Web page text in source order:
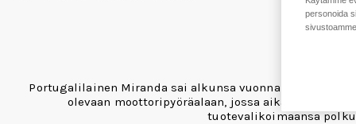
Portugalilainen Miranda sai alkunsa vuonna 1940, kun
olevaan moottoripyöräalaan, jossa aikanaan
tuotevalikoimaansa
personoida